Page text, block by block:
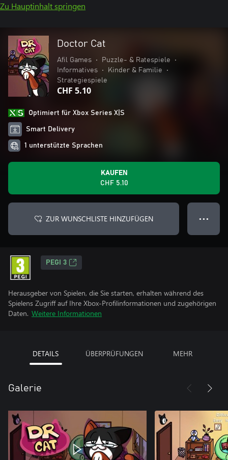
Zu Hauptinhalt springen
Doctor Cat
Afil Games • Puzzle- & Ratespiele
•
Informatives
• Kinder & Familie
•
Strategiespiele
CHF 5.10
Optimiert für Xbox Series X|S
Smart Delivery
1 unterstützte Sprachen
KAUFEN
CHF 5.10
ZUR WUNSCHLISTE HINZUFÜGEN ● ● ●
PEGI 3
Herausgeber von Spielen, die Sie starten, erhalten während des
Spielens Zugriff auf Ihre Xbox-Profilinformationen und zugehörigen
Daten. Weitere Informationen
DETAILS ÜBERPRÜFUNGEN MEHR
Galerie